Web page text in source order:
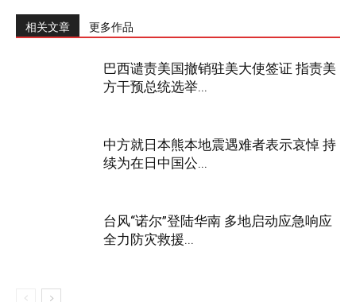
相关文章 更多作品
巴西谴责美国撤销驻美大使签证 指责美
方干预总统选举...
中方就日本熊本地震遇难者表示哀悼 持
续为在日中国公...
台风“诺尔”登陆华南 多地启动应急响应
全力防灾救援...